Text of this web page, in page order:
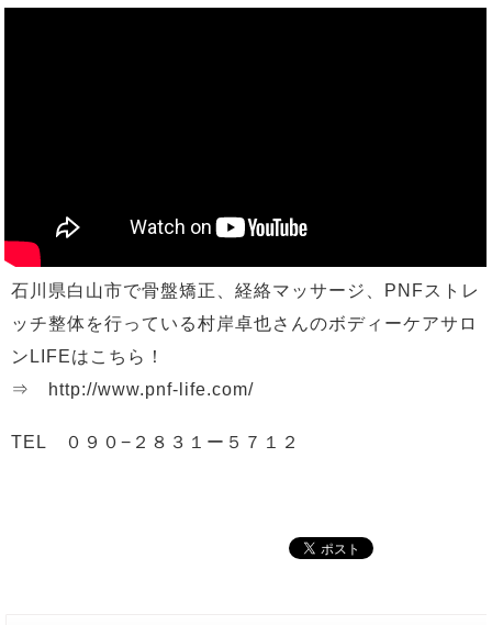
石川県白山市で骨盤矯正、経絡マッサージ、PNFストレ
ッチ整体を行っている村岸卓也­さんのボディーケアサロ
ンLIFEはこちら！
⇒ http://www.pnf-life.com/
TEL ０９０−２８３１ー５７１２